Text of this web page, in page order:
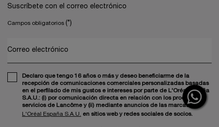
Suscríbete con el correo electrónico
Campos obligatorios (*)
Correo electrónico
Declaro que tengo 16 años o más y deseo beneficiarme de la
recepción de comunicaciones comerciales personalizadas basadas
en el perfilado de mis gustos e intereses por parte de L'Oréal España
S.A.U.: (i) por comunicación directa en relación con los productos y
servicios de Lancôme y (ii) mediante anuncios de las marcas de
L'Oréal España S.A.U.
en sitios web y redes sociales de socios.